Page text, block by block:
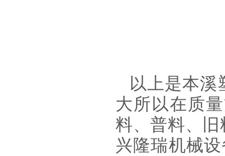
以上是本溪
大所以在质
料、普料、
兴隆瑞机械